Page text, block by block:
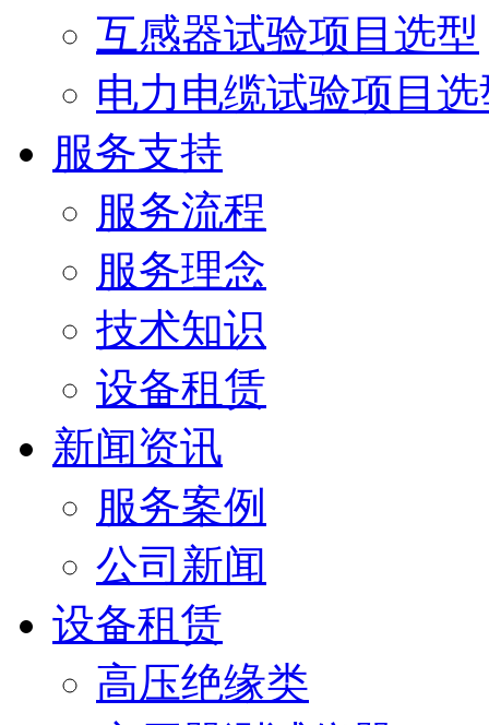
互感器试验项目选型
电力电缆试验项目选
服务支持
服务流程
服务理念
技术知识
设备租赁
新闻资讯
服务案例
公司新闻
设备租赁
高压绝缘类